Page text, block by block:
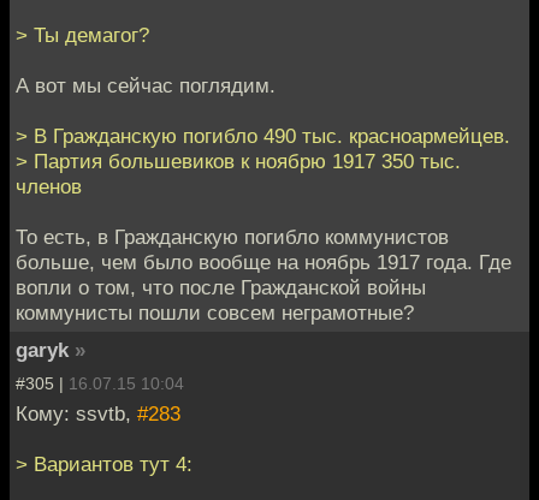
> Ты демагог?
А вот мы сейчас поглядим.
> В Гражданскую погибло 490 тыс. красноармейцев.
> Партия большевиков к ноябрю 1917 350 тыс.
членов
То есть, в Гражданскую погибло коммунистов
больше, чем было вообще на ноябрь 1917 года. Где
вопли о том, что после Гражданской войны
коммунисты пошли совсем неграмотные?
garyk »
#305 | 16.07.15 10:04
Кому: ssvtb, #283
> Вариантов тут 4: